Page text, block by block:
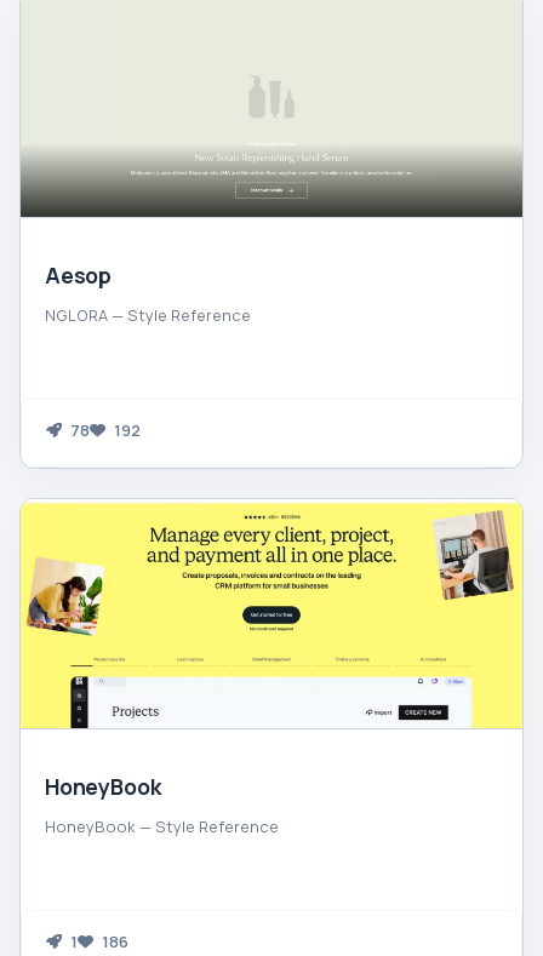
Aesop
NGLORA — Style Reference
78 192
HoneyBook
HoneyBook — Style Reference
1 186